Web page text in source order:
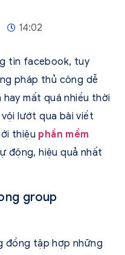
14:02
tin facebook, tuy
pháp thủ công dễ
mất quá nhiều thời
lướt qua bài viết
thiệu phần mềm
động, hiệu quả nhất
group
đồng tập hợp những